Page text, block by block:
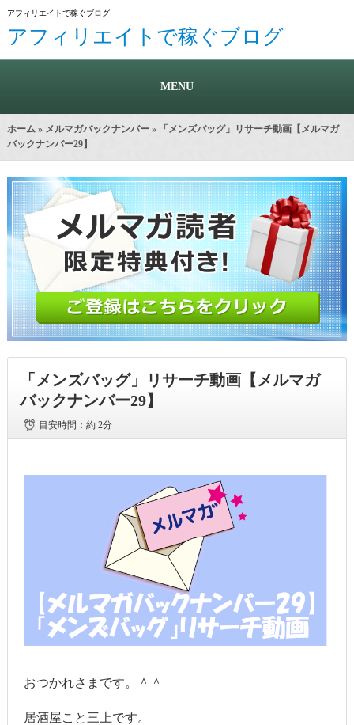
アフィリエイトで稼ぐブログ
アフィリエイトで稼ぐブログ
MENU
ホーム» メルマガバックナンバー» 「メンズバッグ」リサーチ動画【メルマガ
バックナンバー29】
「メンズバッグ」リサーチ動画【メルマガ
バックナンバー29】
目安時間：約 2分
おつかれさまです。＾＾
居酒屋こと三上です。